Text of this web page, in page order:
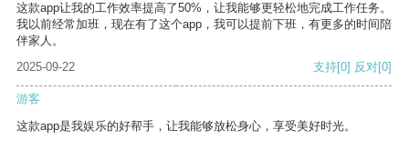
这款app让我的工作效率提高了50%，让我能够更轻松地完成工作任务。
我以前经常加班，现在有了这个app，我可以提前下班，有更多的时间陪
伴家人。
2025-09-22
支持[0] 反对[0]
游客
这款app是我娱乐的好帮手，让我能够放松身心，享受美好时光。